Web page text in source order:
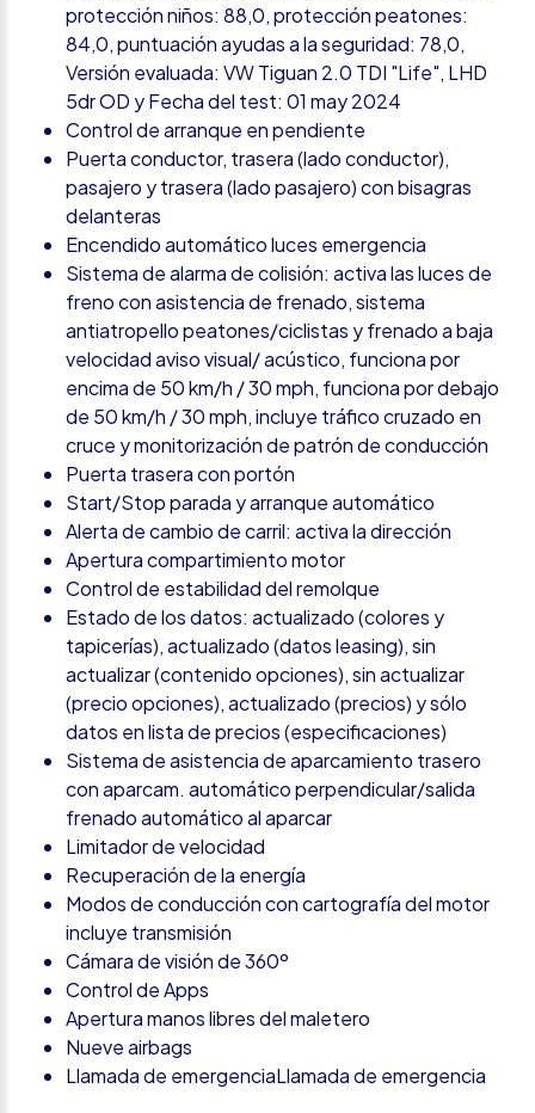
protección niños: 88,0, protección peatones:
84,0, puntuación ayudas a la seguridad: 78,0,
Versión evaluada: VW Tiguan 2.0 TDI "Life", LHD
5dr OD y Fecha del test: 01 may 2024
Control de arranque en pendiente
Puerta conductor, trasera (lado conductor),
pasajero y trasera (lado pasajero) con bisagras
delanteras
Encendido automático luces emergencia
Sistema de alarma de colisión: activa las luces de
freno con asistencia de frenado, sistema
antiatropello peatones/ciclistas y frenado a baja
velocidad aviso visual/ acústico, funciona por
encima de 50 km/h / 30 mph, funciona por debajo
de 50 km/h / 30 mph, incluye tráfico cruzado en
cruce y monitorización de patrón de conducción
Puerta trasera con portón
Start/Stop parada y arranque automático
Alerta de cambio de carril: activa la dirección
Apertura compartimiento motor
Control de estabilidad del remolque
Estado de los datos: actualizado (colores y
tapicerías), actualizado (datos leasing), sin
actualizar (contenido opciones), sin actualizar
(precio opciones), actualizado (precios) y sólo
datos en lista de precios (especificaciones)
Sistema de asistencia de aparcamiento trasero
con aparcam. automático perpendicular/salida
frenado automático al aparcar
Limitador de velocidad
Recuperación de la energía
Modos de conducción con cartografía del motor
incluye transmisión
Cámara de visión de 360º
Control de Apps
Apertura manos libres del maletero
Nueve airbags
Llamada de emergenciaLlamada de emergencia